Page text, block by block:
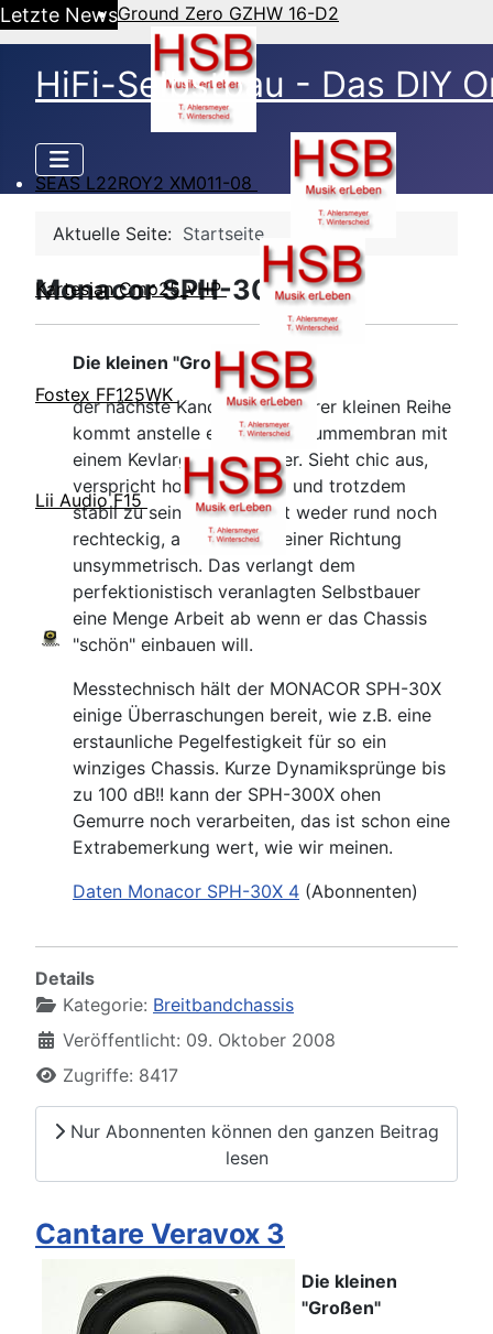
Letzte NewsGround Zero GZHW 16-D2
SEAS L22ROY2 XM011-08
Kartesian Cmp25_vHP
Fostex FF125WK
Lii Audio F15
HiFi-Selbstbau - Das DIY
Aktuelle Seite: Startseite
Monacor SPH-30X
Die kleinen "Großen" Teil 2
der nächste Kandidat in unserer kleinen Reihe
kommt anstelle einer Aluminiummembran mit
einem Kevlargeflecht daher. Sieht chic aus,
verspricht hochdämpfend und trotzdem
stabil zu sein. Der Korb ist weder rund noch
rechteckig, aber dafür in einer Richtung
unsymmetrisch. Das verlangt dem
perfektionistisch veranlagten Selbstbauer
eine Menge Arbeit ab wenn er das Chassis
"schön" einbauen will.
Messtechnisch hält der MONACOR SPH-30X
einige Überraschungen bereit, wie z.B. eine
erstaunliche Pegelfestigkeit für so ein
winziges Chassis. Kurze Dynamiksprünge bis
zu 100 dB!! kann der SPH-300X ohen
Gemurre noch verarbeiten, das ist schon eine
Extrabemerkung wert, wie wir meinen.
Daten Monacor SPH-30X 4 (Abonnenten)
Details
Kategorie: Breitbandchassis
Veröffentlicht: 09. Oktober 2008
Zugriffe: 8417
Nur Abonnenten können den ganzen Beitrag
lesen
Cantare Veravox 3
Die kleinen
"Großen"